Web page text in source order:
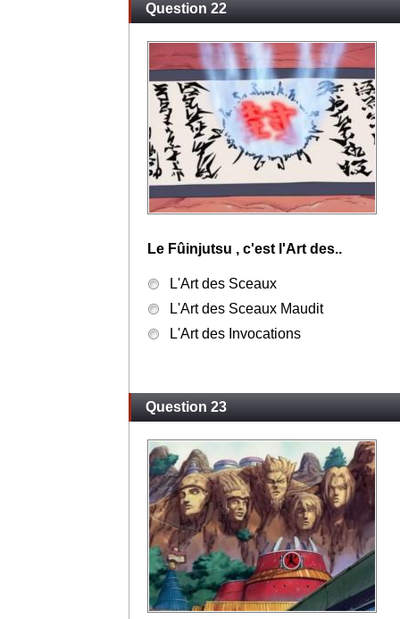
Question 22
Le Fûinjutsu , c'est l'Art des..
L'Art des Sceaux
L'Art des Sceaux Maudit
L'Art des Invocations
Question 23